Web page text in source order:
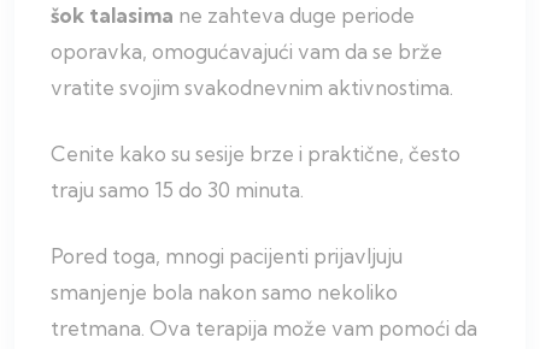
šok talasima ne zahteva duge periode
oporavka, omogućavajući vam da se brže
vratite svojim svakodnevnim aktivnostima.
Cenite kako su sesije brze i praktične, često
traju samo 15 do 30 minuta.
Pored toga, mnogi pacijenti prijavljuju
smanjenje bola nakon samo nekoliko
tretmana. Ova terapija može vam pomoći da